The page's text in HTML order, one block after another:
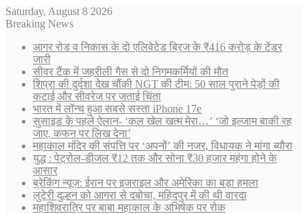
Saturday, August 8 2026
Breaking News
आगर रोड व निकास के दो एलिवेटेड ब्रिज के ₹416 करोड़ के टेंडर
जारी
सीवर टैंक में जहरीली गैस से दो निगमकर्मियों की मौत
शिप्रा की दुर्दशा देख चौंकी NGT की टीम: 50 साल पुराने पेड़ों की
कटाई और सीवरेज पर जताई चिंता
भारत में लॉन्च हुआ सबसे सस्ता iPhone 17e
सुसाइड के पहले ऐलान- ‘कल खेल खत्म मेरा…’ ‘जो इल्जाम बाकी रह
जाए, कफन पर लिख देना’
महाकाल मंदिर की संपत्ति पर ‘अपनों’ की नजर, विधायक ने मांगा ब्यौरा
युद्ध : पेट्रोल-डीजल ₹12 तक और सोना ₹30 हजार महंगा होने के
आसार
ब्रेकिंग न्यूज़: ईरान पर इजराइल और अमेरिका का बड़ा हमला
लुटेरी दुल्हन को आगरा से दबोचा, महिदपुर में की थी वारदा
महाशिवरात्रि पर बाबा महाकाल के अभिषेक पर रोक